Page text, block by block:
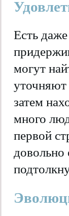
Есть
могут
затем
много
первой